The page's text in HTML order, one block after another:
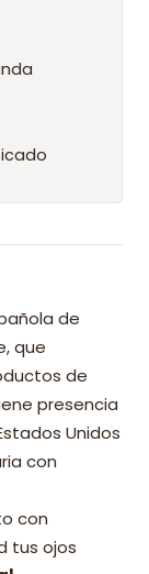
de
que
de
presencia
Unidos
con
con
tus ojos